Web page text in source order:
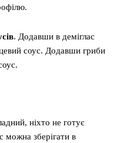
. Додавши в деміглас
соус. Додавши гриби
ніхто не готує
можна зберігати в